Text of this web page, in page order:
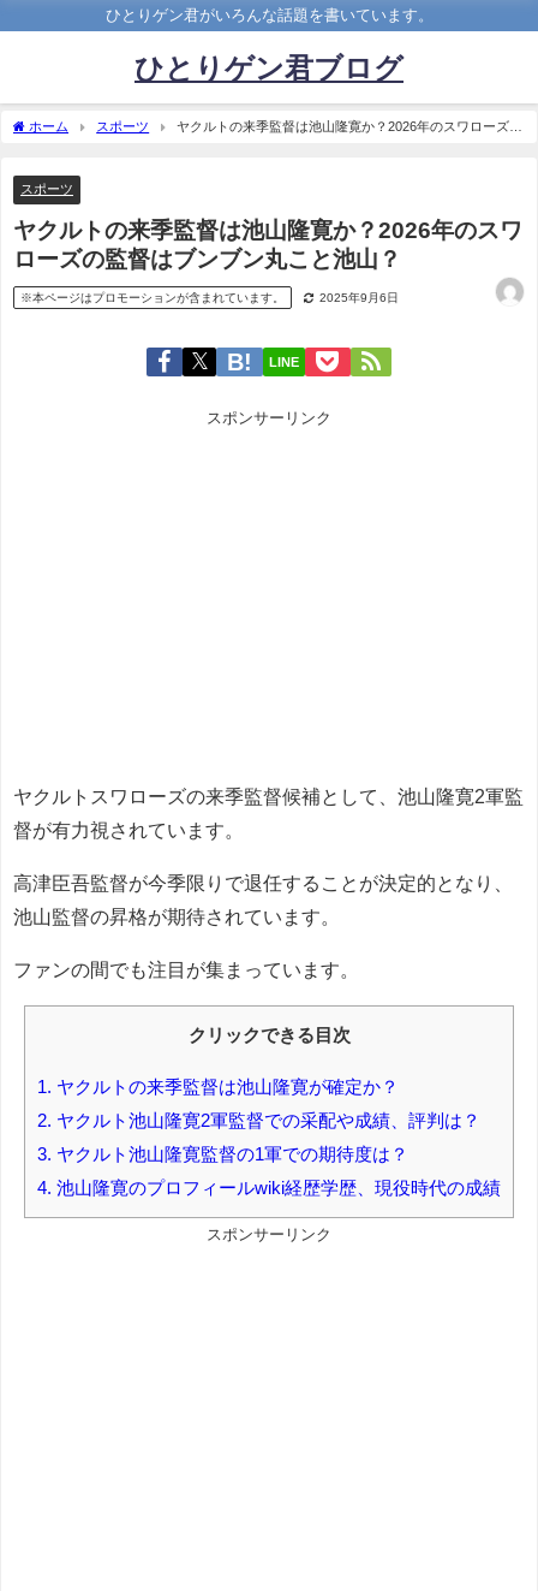
ひとりゲン君がいろんな話題を書いています。
ひとりゲン君ブログ
ホーム スポーツ
ヤクルトの来季監督は池山隆寛か？2026年のスワローズの
スポーツ
ヤクルトの来季監督は池山隆寛か？2026年のスワ
ローズの監督はブンブン丸こと池山？
※本ページはプロモーションが含まれています。 2025年9月6日
LINE
スポンサーリンク
ヤクルトスワローズの来季監督候補として、池山隆寛2軍監
督が有力視されています。
高津臣吾監督が今季限りで退任することが決定的となり、
池山監督の昇格が期待されています。
ファンの間でも注目が集まっています。
クリックできる目次
1. ヤクルトの来季監督は池山隆寛が確定か？
2. ヤクルト池山隆寛2軍監督での采配や成績、評判は？
3. ヤクルト池山隆寛監督の1軍での期待度は？
4. 池山隆寛のプロフィールwiki経歴学歴、現役時代の成績
スポンサーリンク